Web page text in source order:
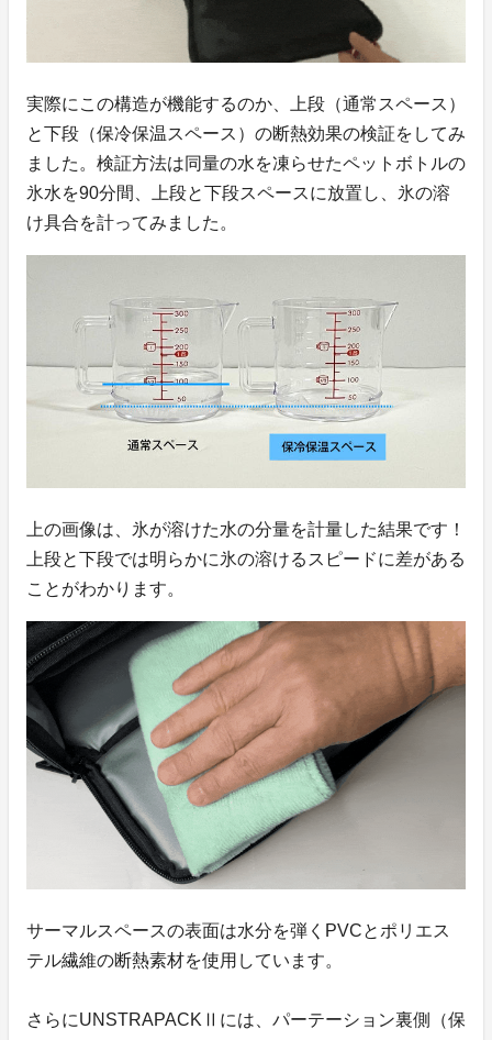
実際にこの構造が機能するのか、上段（通常スペース）
と下段（保冷保温スペース）の断熱効果の検証をしてみ
ました。検証方法は同量の水を凍らせたペットボトルの
氷水を90分間、上段と下段スペースに放置し、氷の溶
け具合を計ってみました。
上の画像は、氷が溶けた水の分量を計量した結果です！
上段と下段では明らかに氷の溶けるスピードに差がある
ことがわかります。
サーマルスペースの表面は水分を弾くPVCとポリエス
テル繊維の断熱素材を使用しています。
さらにUNSTRAPACKⅡには、パーテーション裏側（保